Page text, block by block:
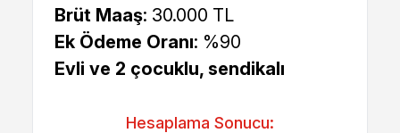
Brüt Maaş: 30.000 TL
Ek Ödeme Oranı: %90
Evli ve 2 çocuklu, sendikalı
Hesaplama Sonucu: